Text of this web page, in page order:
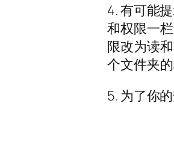
4. 有可能
和权限一
限改为读
个文件夹
5. 为了你